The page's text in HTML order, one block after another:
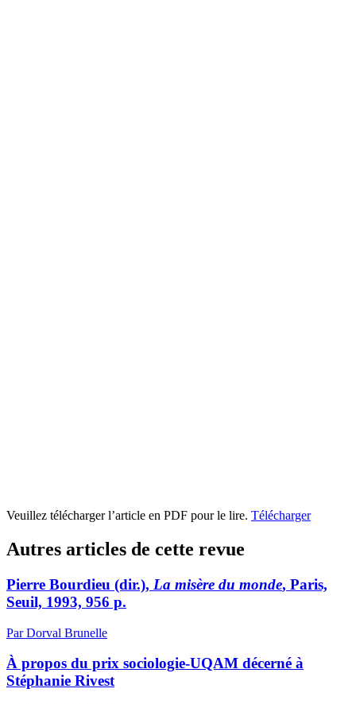
Veuillez télécharger l’article en PDF pour le lire. Télécharger
Autres articles de cette revue
Pierre Bourdieu (dir.), La misère du monde, Paris,
Seuil, 1993, 956 p.
Par Dorval Brunelle
À propos du prix sociologie-UQAM décerné à
Stéphanie Rivest